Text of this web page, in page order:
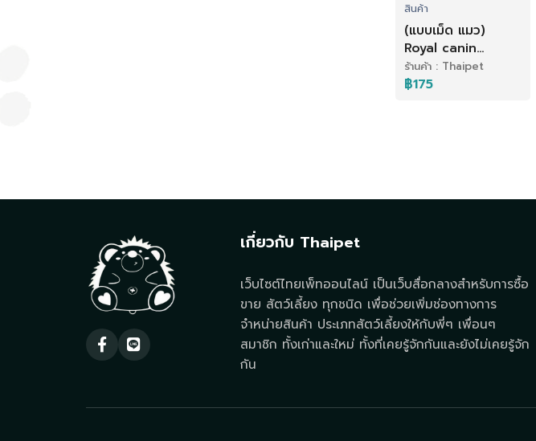
สินค้า
(แบบเม็ด แมว)
Royal canin
(400g) แม่แมว ลูก
แมว แมวโต ถึงแมว
ร้านค้า : Thaipet
฿175
เกี่ยวกับ Thaipet
เว็บไซต์ไทยเพ็ทออนไลน์ เป็นเว็บสื่อกลางสำหรับการซื้อ
ขาย สัตว์เลี้ยง ทุกชนิด เพื่อช่วยเพิ่มช่องทางการ
จำหน่ายสินค้า ประเภทสัตว์เลี้ยงให้กับพี่ๆ เพื่อนๆ
สมาชิก ทั้งเก่าและใหม่ ทั้งที่เคยรู้จักกันและยังไม่เคยรู้จัก
กัน